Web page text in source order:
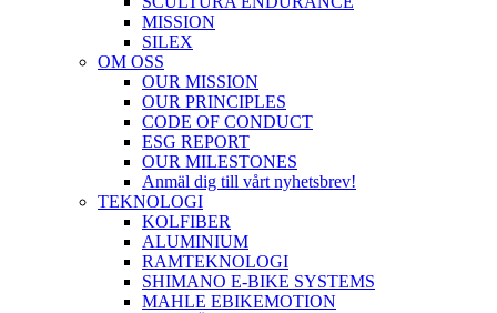
MISSION
SILEX
OM OSS
OUR MISSION
OUR PRINCIPLES
CODE OF CONDUCT
ESG REPORT
OUR MILESTONES
Anmäl dig till vårt nyhetsbrev!
TEKNOLOGI
KOLFIBER
ALUMINIUM
RAMTEKNOLOGI
SHIMANO E-BIKE SYSTEMS
MAHLE EBIKEMOTION